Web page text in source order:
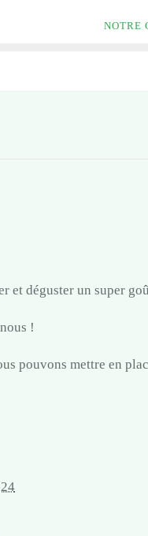
NOTRE
et déguster un super
!
pouvons mettre en